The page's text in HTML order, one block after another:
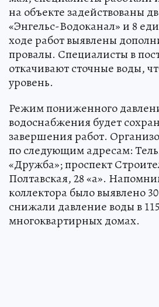
на объекте задействованы
«Энгельс-Водоканал» и 8
ходе работ выявлены
провалы. Специалисты в
откачивают сточные воды,
уровень.
Режим пониженного
водоснабжения будет
завершения работ.
по следующим адресам:
«Дружба»; проспект
Полтавская, 28 «а».
коллектора было выявлено
снижали давление воды в 115
многоквартирных домах.